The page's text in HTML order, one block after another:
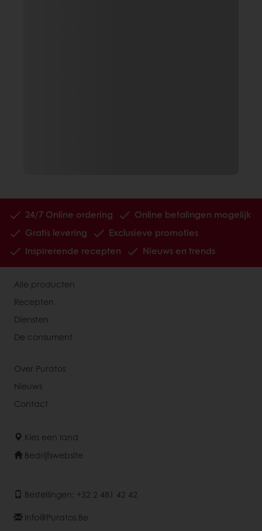
24/7 Online ordering
Online betalingen mogelijk
Gratis levering
Exclusieve promoties
Inspirerende recepten
Nieuws en trends
Alle producten
Recepten
Diensten
De consument
Over Puratos
Nieuws
Contact
Kies een land
Bedrijfswebsite
Bestellingen: +32 2 481 42 42
Info@puratos.be